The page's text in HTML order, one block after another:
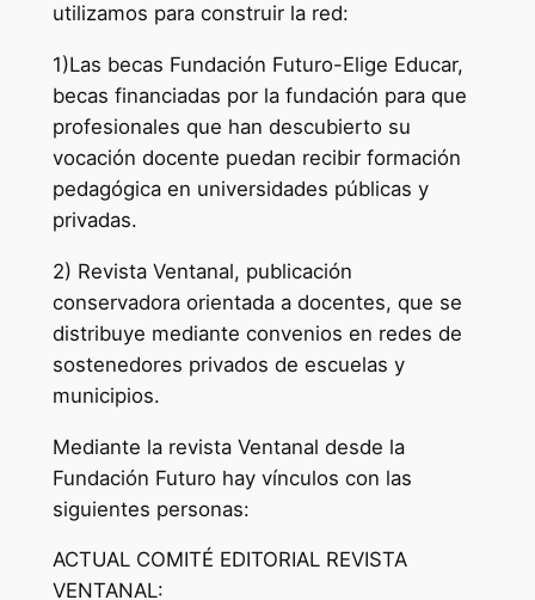
utilizamos para construir la red:
1)Las becas Fundación Futuro-Elige Educar,
becas financiadas por la fundación para que
profesionales que han descubierto su
vocación docente puedan recibir formación
pedagógica en universidades públicas y
privadas.
2) Revista Ventanal, publicación
conservadora orientada a docentes, que se
distribuye mediante convenios en redes de
sostenedores privados de escuelas y
municipios.
Mediante la revista Ventanal desde la
Fundación Futuro hay vínculos con las
siguientes personas:
ACTUAL COMITÉ EDITORIAL REVISTA
VENTANAL: